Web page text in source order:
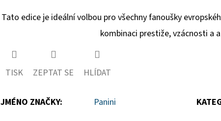
Tato edice je ideální volbou pro všechny fanoušky
kombinaci prestiže, vzácnosti a
TISK ZEPTAT SE HLÍDAT
JMÉNO ZNAČKY: Panini